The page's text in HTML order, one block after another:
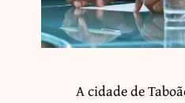
A cidade de